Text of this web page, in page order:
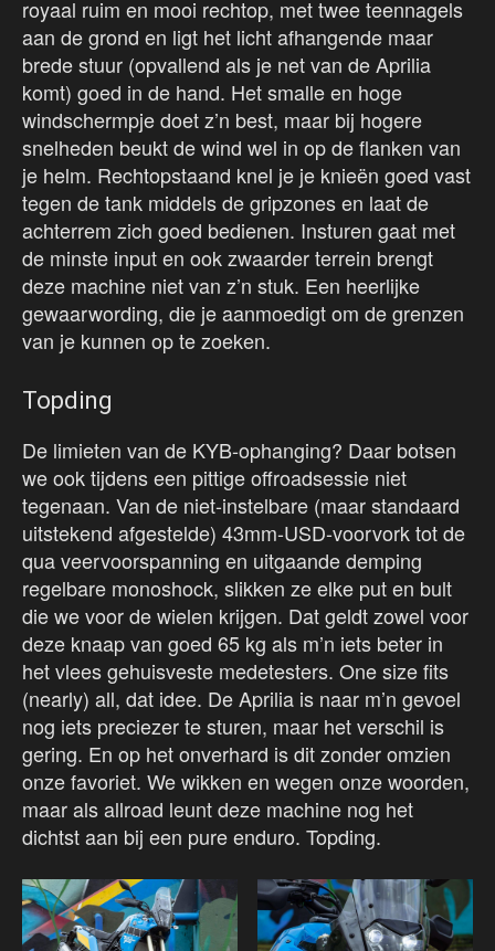
royaal ruim en mooi rechtop, met twee teennagels
aan de grond en ligt het licht afhangende maar
brede stuur (opvallend als je net van de Aprilia
komt) goed in de hand. Het smalle en hoge
windschermpje doet z’n best, maar bij hogere
snelheden beukt de wind wel in op de flanken van
je helm. Rechtopstaand knel je je knieën goed vast
tegen de tank middels de gripzones en laat de
achterrem zich goed bedienen. Insturen gaat met
de minste input en ook zwaarder terrein brengt
deze machine niet van z’n stuk. Een heerlijke
gewaarwording, die je aanmoedigt om de grenzen
van je kunnen op te zoeken.
Topding
De limieten van de KYB-ophanging? Daar botsen
we ook tijdens een pittige offroadsessie niet
tegenaan. Van de niet-instelbare (maar standaard
uitstekend afgestelde) 43mm-USD-voorvork tot de
qua veervoorspanning en uitgaande demping
regelbare monoshock, slikken ze elke put en bult
die we voor de wielen krijgen. Dat geldt zowel voor
deze knaap van goed 65 kg als m’n iets beter in
het vlees gehuisveste medetesters. One size fits
(nearly) all, dat idee. De Aprilia is naar m’n gevoel
nog iets preciezer te sturen, maar het verschil is
gering. En op het onverhard is dit zonder omzien
onze favoriet. We wikken en wegen onze woorden,
maar als allroad leunt deze machine nog het
dichtst aan bij een pure enduro. Topding.